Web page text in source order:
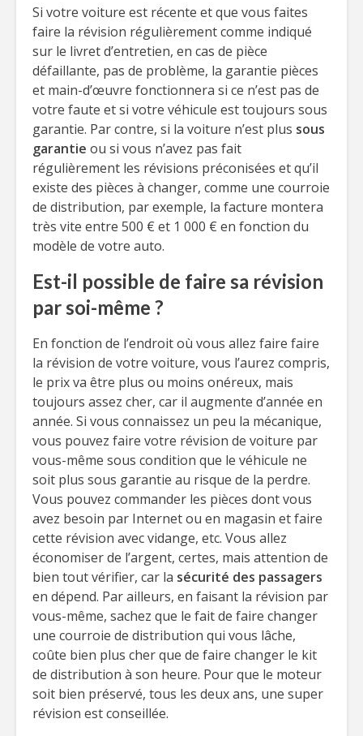
Si votre voiture est récente et que vous faites
faire la révision régulièrement comme indiqué
sur le livret d’entretien, en cas de pièce
défaillante, pas de problème, la garantie pièces
et main-d’œuvre fonctionnera si ce n’est pas de
votre faute et si votre véhicule est toujours sous
garantie. Par contre, si la voiture n’est plus sous
garantie ou si vous n’avez pas fait
régulièrement les révisions préconisées et qu’il
existe des pièces à changer, comme une courroie
de distribution, par exemple, la facture montera
très vite entre 500 € et 1 000 € en fonction du
modèle de votre auto.
Est-il possible de faire sa révision
par soi-même ?
En fonction de l’endroit où vous allez faire faire
la révision de votre voiture, vous l’aurez compris,
le prix va être plus ou moins onéreux, mais
toujours assez cher, car il augmente d’année en
année. Si vous connaissez un peu la mécanique,
vous pouvez faire votre révision de voiture par
vous-même sous condition que le véhicule ne
soit plus sous garantie au risque de la perdre.
Vous pouvez commander les pièces dont vous
avez besoin par Internet ou en magasin et faire
cette révision avec vidange, etc. Vous allez
économiser de l’argent, certes, mais attention de
bien tout vérifier, car la sécurité des passagers
en dépend. Par ailleurs, en faisant la révision par
vous-même, sachez que le fait de faire changer
une courroie de distribution qui vous lâche,
coûte bien plus cher que de faire changer le kit
de distribution à son heure. Pour que le moteur
soit bien préservé, tous les deux ans, une super
révision est conseillée.